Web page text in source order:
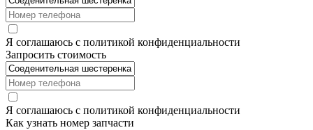
Я соглашаюсь с политикой конфиденциальности
Запросить стоимость
Я соглашаюсь с политикой конфиденциальности
Как узнать номер запчасти